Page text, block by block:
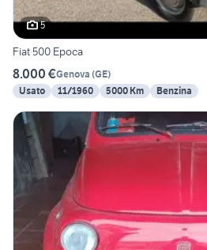
5
Fiat 500 Epoca
8.000 €Genova (GE)
Usato
11/1960 5000 Km Benzina